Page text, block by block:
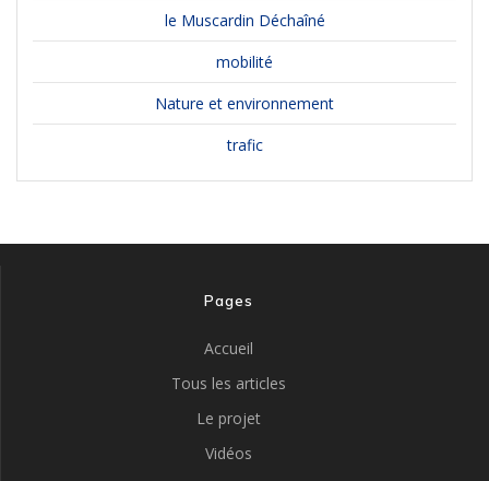
le Muscardin Déchaîné
mobilité
Nature et environnement
trafic
Pages
Accueil
Tous les articles
Le projet
Vidéos